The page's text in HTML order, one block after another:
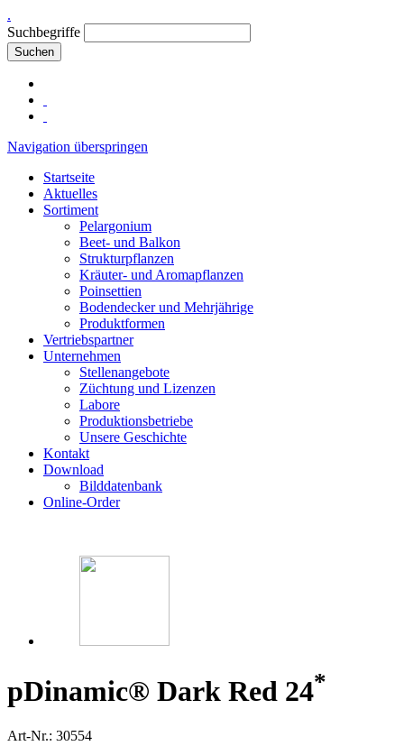
.
Suchbegriffe
Suchen
Navigation überspringen
Startseite
Aktuelles
Sortiment
Pelargonium
Beet- und Balkon
Strukturpflanzen
Kräuter- und Aromapflanzen
Poinsettien
Bodendecker und Mehrjährige
Produktformen
Vertriebspartner
Unternehmen
Stellenangebote
Züchtung und Lizenzen
Labore
Produktionsbetriebe
Unsere Geschichte
Kontakt
Download
Bilddatenbank
Online-Order
pDinamic® Dark Red 24*
Art-Nr.: 30554